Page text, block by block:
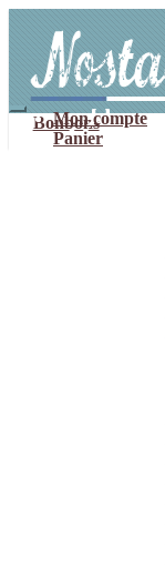
navigation
contenu
Mon compte
Panier
Bonbons